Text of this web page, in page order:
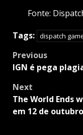
Fonte:
Tags: dispatch
Post
Previous
IGN é pega
Next
The World Ends
em 12 de